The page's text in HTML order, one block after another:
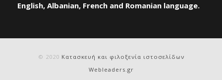
English, Albanian, French and Romanian language.
© 2020 Κατασκευή και φιλοξενία ιστοσελίδων
Webleaders.gr